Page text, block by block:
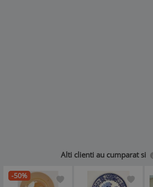
Alti clienti au cumparat si
-50%